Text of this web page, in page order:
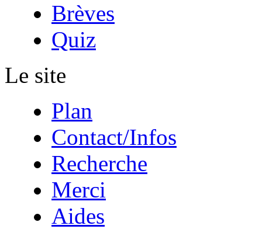
Brèves
Quiz
Le site
Plan
Contact/Infos
Recherche
Merci
Aides